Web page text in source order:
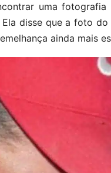
uma fotografia
Ela disse que a foto
ainda mais